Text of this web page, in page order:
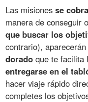
Las misionesse
manera de conseguir
que buscar los
contrario),
dorado que te facilita
entregarse en el
hacer viaje rápido
completes los